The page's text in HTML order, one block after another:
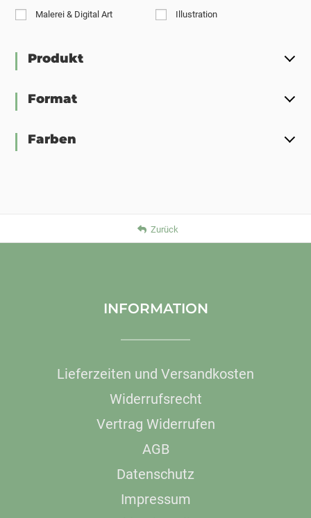
Malerei & Digital Art Illustration
Produkt
Format
Farben
Zurück
INFORMATION
Lieferzeiten und Versandkosten
Widerrufsrecht
Vertrag Widerrufen
AGB
Datenschutz
Impressum